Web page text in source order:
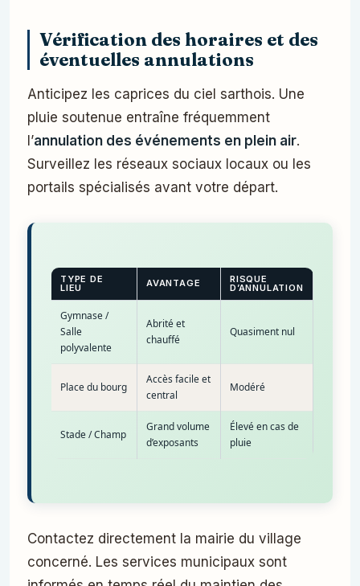
Vérification des horaires et des
éventuelles annulations
Anticipez les caprices du ciel sarthois. Une
pluie soutenue entraîne fréquemment
l’annulation des événements en plein air.
Surveillez les réseaux sociaux locaux ou les
portails spécialisés avant votre départ.
TYPE DE
LIEU AVANTAGE RISQUE
D’ANNULATION
Gymnase /
Salle
polyvalente
Abrité et
chauffé
Quasiment nul
Place du bourg
Accès facile et
central
Modéré
Stade / Champ
Grand volume
d’exposants
Élevé en cas de
pluie
Contactez directement la mairie du village
concerné. Les services municipaux sont